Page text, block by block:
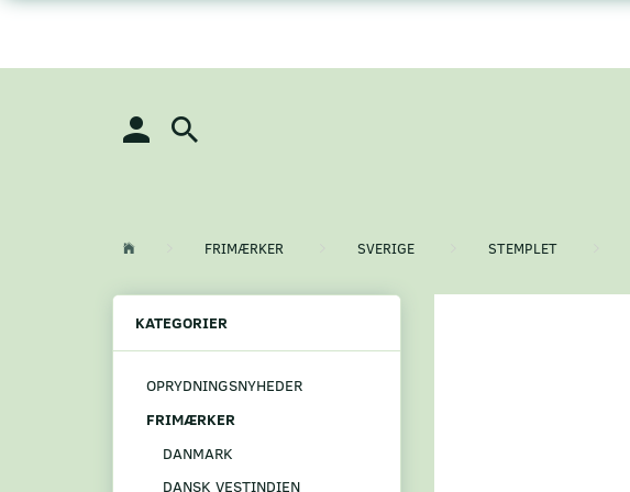
FRIMÆRKER SVERIGE STEMPLET
KATEGORIER
OPRYDNINGSNYHEDER
FRIMÆRKER
DANMARK
DANSK VESTINDIEN